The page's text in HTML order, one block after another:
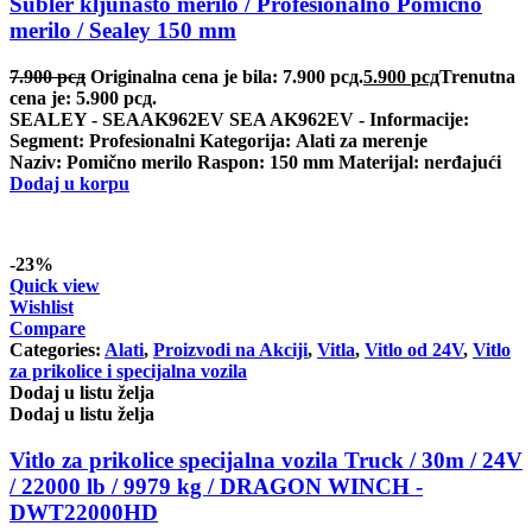
merilo / Sealey 150 mm
7.900рсд Originalna cena je bila: 7.900 рсд.5.900 рсдTrenutna
cena je: 5.900 рсд.
SEALEY - SEAAK962EV SEA AK962EV - Informacije:
Segment: Profesionalni Kategorija: Alati za merenje
Naziv: Pomično merilo Raspon: 150 mm Materijal: nerđajući
Dodaj u korpu
-23%
Quick view
Wishlist
Compare
Categories: Alati, Proizvodi na Akciji, Vitla, Vitlo od 24V, Vitlo
za prikolice i specijalna vozila
Dodaj u listu želja
Dodaj u listu želja
Vitlo za prikolice specijalna vozila Truck / 30m / 24V
/ 22000 lb / 9979 kg / DRAGON WINCH -
DWT22000HD